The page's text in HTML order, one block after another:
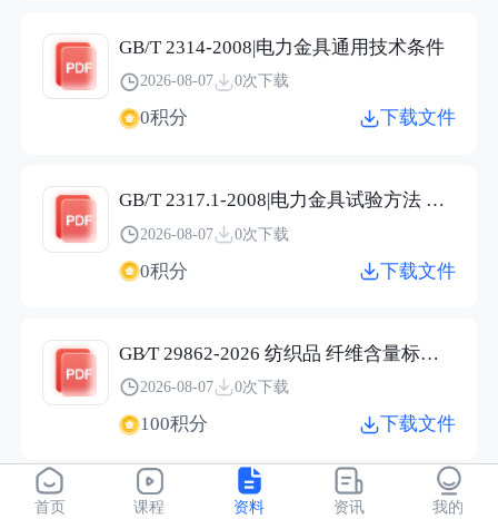
GB/T 2314-2008|电力金具通用技术条件
2026-08-07 0次下载
0积分 下载文件
GB/T 2317.1-2008|电力金具试验方法 第1部分：机械试验
2026-08-07 0次下载
0积分 下载文件
GB∕T 29862-2026 纺织品 纤维含量标识技术规范.pdf
2026-08-07 0次下载
100积分 下载文件
JC/T 2304-2015|建筑用保温隔热玻璃技术条件
首页 课程 资料 资讯 我的